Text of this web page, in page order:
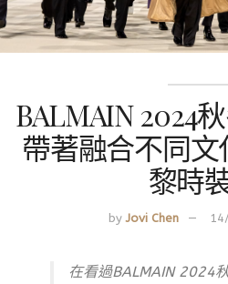
BALMAIN 2024
帶著融合不同
黎時
by Jovi Chen
在看過BALMAIN 2024